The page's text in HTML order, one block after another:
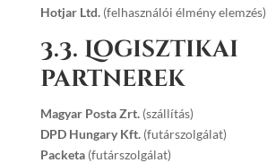
Hotjar Ltd. (felhasználói élmény elemzés)
3.3. Logisztikai
partnerek
Magyar Posta Zrt. (szállítás)
DPD Hungary Kft. (futárszolgálat)
Packeta(futárszolgálat)